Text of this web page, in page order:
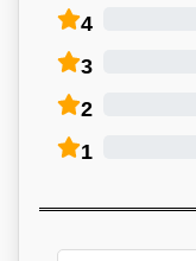
4
3
2
1